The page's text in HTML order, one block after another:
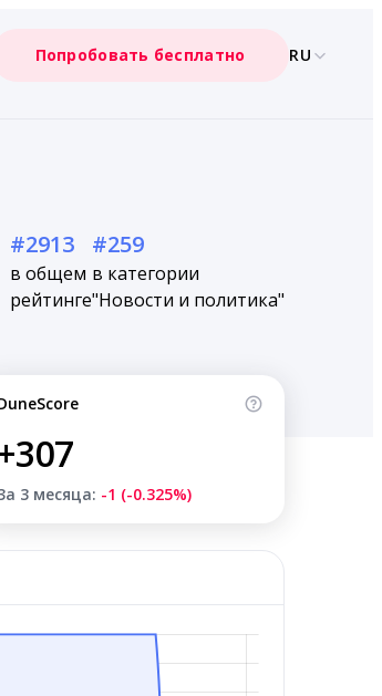
Попробовать бесплатно RU
#2913
в общем
рейтинге
#259
в категории
"Новости и политика"
3 месяца: -1 (-0.325%)